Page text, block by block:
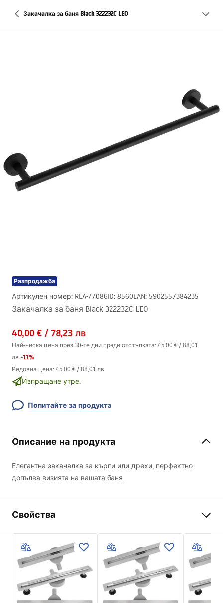
Закачалка за баня Black 322232C LEO
Разпродажба
Артикулен номер: REA-77086ID: 8560EAN: 5902557384235
Закачалка за баня Black 322232C LEO
40,00 € / 78,23 лв
Най-ниска цена през 30-те дни преди отстъпката: 45,00 € / 88,01
лв -11%
Редовна цена: 45,00 € / 88,01 лв
Изпращане утре.
Попитайте за продукта
Описание на продукта
Елегантна закачалка за кърпи или дрехи, перфектно
допълва визията на вашата баня.
Свойства
Материал
Метал
Начин на монтаж
Завинтващ се
Ширина
525
mm